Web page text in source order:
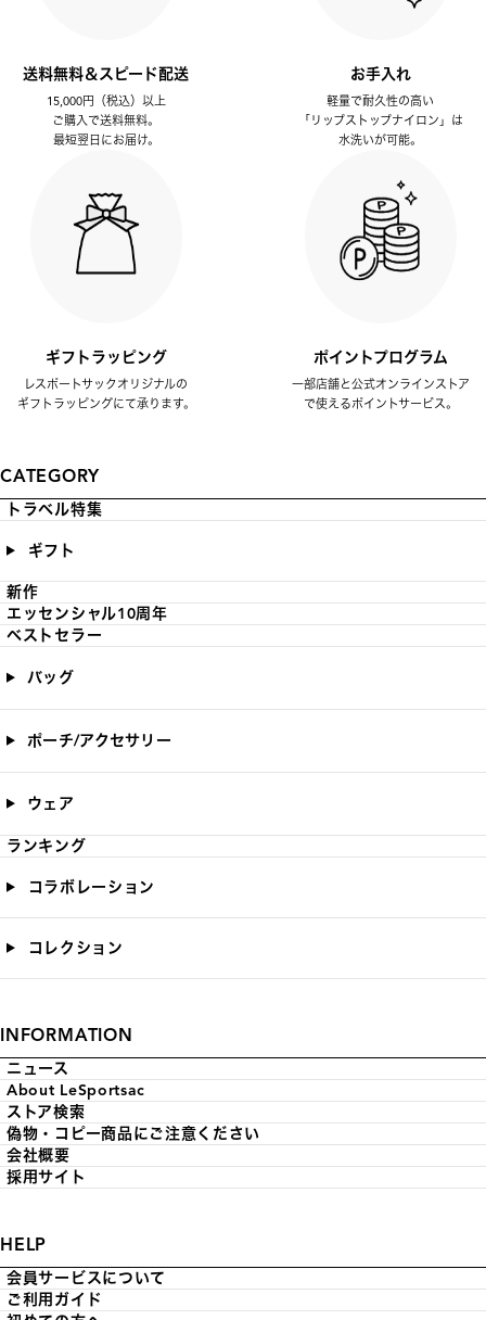
送料無料＆スピード配送
15,000円（税込）以上
ご購入で送料無料。
最短翌日にお届け。
お手入れ
軽量で耐久性の高い
「リップストップナイロン」は
水洗いが可能。
ギフトラッピング
レスポートサックオリジナルの
ギフトラッピングにて承ります。
ポイントプログラム
一部店舗と公式オンラインストア
で使えるポイントサービス。
CATEGORY
トラベル特集
ギフト
新作
エッセンシャル10周年
ベストセラー
バッグ
ポーチ/アクセサリー
ウェア
ランキング
コラボレーション
コレクション
INFORMATION
ニュース
About LeSportsac
ストア検索
偽物・コピー商品にご注意ください
会社概要
採用サイト
HELP
会員サービスについて
ご利用ガイド